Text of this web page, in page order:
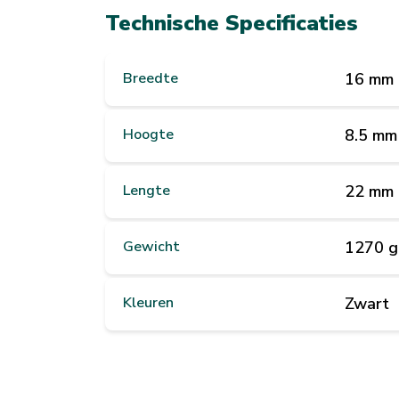
Technische Specificaties
Breedte 16 mm
Hoogte 8.5 mm
Lengte 22 mm
Gewicht 1270 g
Kleuren Zwart